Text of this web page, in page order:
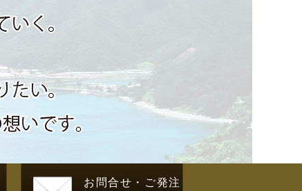
お問合せ・ご発注